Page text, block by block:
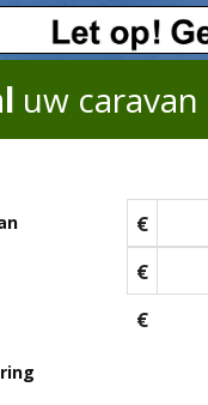
uw caravan
€
€
€